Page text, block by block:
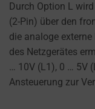
Durch Option L
(2-Pin) über den
die analoge
des Netzgerätes
… 10V (L1), 0 … 5V
Ansteuerung zur